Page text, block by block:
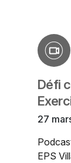
Défi
27
EPS